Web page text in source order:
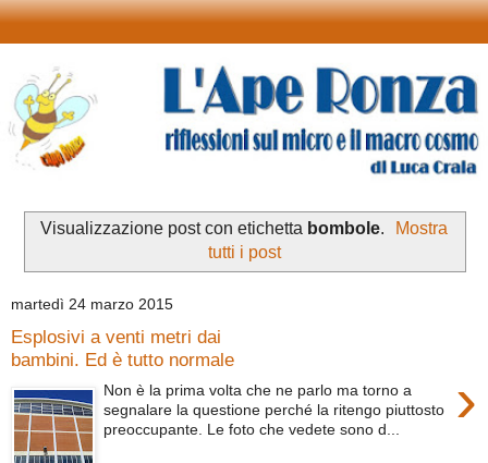
Visualizzazione post con etichetta bombole.
Mostra
tutti i post
martedì 24 marzo 2015
Esplosivi a venti metri dai
bambini. Ed è tutto normale
›
Non è la prima volta che ne parlo ma torno a
segnalare la questione perché la ritengo piuttosto
preoccupante. Le foto che vedete sono d...